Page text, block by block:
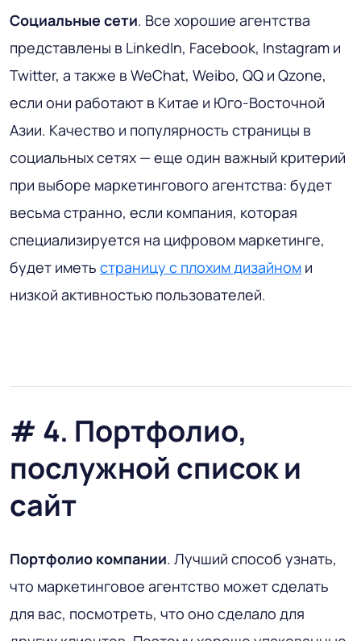
Социальные сети. Все хорошие агентства
представлены в LinkedIn, Facebook, Instagram и
Twitter, а также в WeChat, Weibo, QQ и Qzone,
если они работают в Китае и Юго-Восточной
Азии. Качество и популярность страницы в
социальных сетях — еще один важный критерий
при выборе маркетингового агентства: будет
весьма странно, если компания, которая
специализируется на цифровом маркетинге,
будет иметь страницу с плохим дизайном и
низкой активностью пользователей.
# 4. Портфолио,
послужной список и
сайт
Портфолио компании. Лучший способ узнать,
что маркетинговое агентство может сделать
для вас, посмотреть, что оно сделало для